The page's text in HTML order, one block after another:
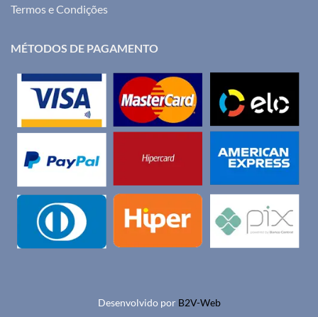
Termos e Condições
MÉTODOS DE PAGAMENTO
Desenvolvido por B2V-Web